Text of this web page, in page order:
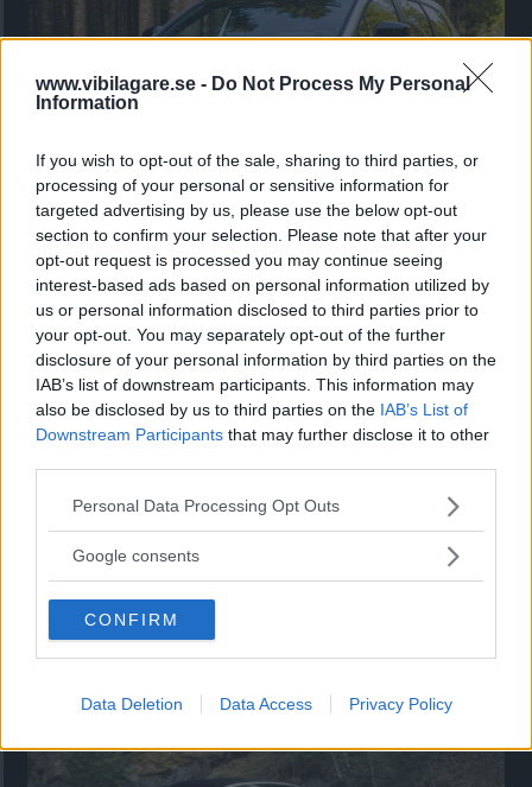
www.vibilagare.se - Do Not Process My Personal
Information
If you wish to opt-out of the sale, sharing to third parties, or
processing of your personal or sensitive information for
targeted advertising by us, please use the below opt-out
section to confirm your selection. Please note that after your
opt-out request is processed you may continue seeing
interest-based ads based on personal information utilized by
us or personal information disclosed to third parties prior to
your opt-out. You may separately opt-out of the further
disclosure of your personal information by third parties on the
IAB’s list of downstream participants. This information may
also be disclosed by us to third parties on the IAB’s List of
Downstream Participants that may further disclose it to other
Please note that this website/app uses one or more Google
not limited to your visit or usage behaviour. You may click to
use your data for below specified purposes in below Google
consent section.
Personal Data Processing Opt Outs
Google consents
CONFIRM
Data Deletion Data Access Privacy Policy
”God chans att bli ny favorit”
Utbudet av terrängdugliga kombibilar har krympt men fylls
nu på av eldrivna Toyota bZ4X Touring. Vi provkör.
Så står sig nya Toyota RAV4